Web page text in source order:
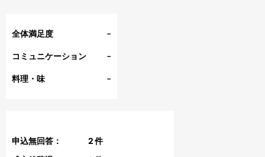
全体満足度 -
コミュニケーション -
料理・味 -
申込無回答： 2件